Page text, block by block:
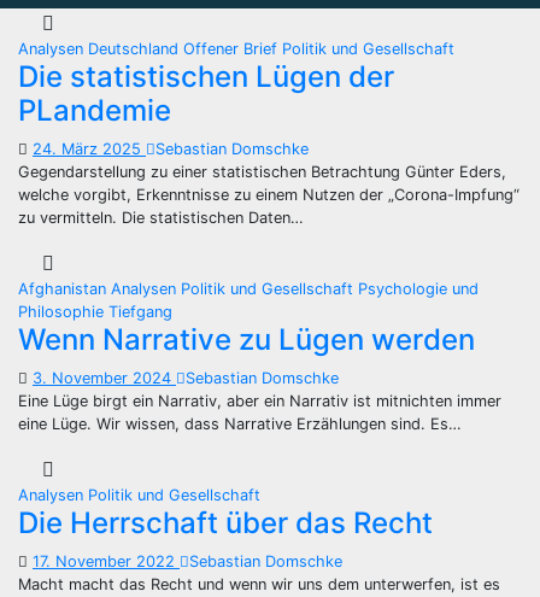
Analysen Deutschland Offener Brief Politik und Gesellschaft
Die statistischen Lügen der
PLandemie
24. März 2025
Sebastian Domschke
Gegendarstellung zu einer statistischen Betrachtung Günter Eders,
welche vorgibt, Erkenntnisse zu einem Nutzen der „Corona-Impfung“
zu vermitteln. Die statistischen Daten…
Afghanistan Analysen Politik und Gesellschaft Psychologie und
Philosophie Tiefgang
Wenn Narrative zu Lügen werden
3. November 2024
Sebastian Domschke
Eine Lüge birgt ein Narrativ, aber ein Narrativ ist mitnichten immer
eine Lüge. Wir wissen, dass Narrative Erzählungen sind. Es…
Analysen Politik und Gesellschaft
Die Herrschaft über das Recht
17. November 2022
Sebastian Domschke
Macht macht das Recht und wenn wir uns dem unterwerfen, ist es